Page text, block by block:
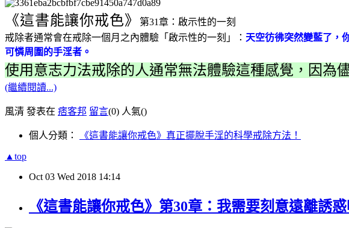
《這書能讓你戒色》
第31章：啟示性的一刻
戒除者通常會在戒除一個月之內體驗「啟示性的一刻」： 天空彷彿突然變藍了，
可憐周圍的手淫者。
使用意志力法戒除的人通常無法體驗這種感覺，因為
(繼續閱讀...)
風清 發表在 痞客邦 留言(0) 人氣()
個人分類： 《這書能讓你戒色》真正擺脫手淫的科學戒除方法！
▲top
Oct 03 Wed 2018 14:14
《這書能讓你戒色》第30章：我需要刻意遠離誘惑